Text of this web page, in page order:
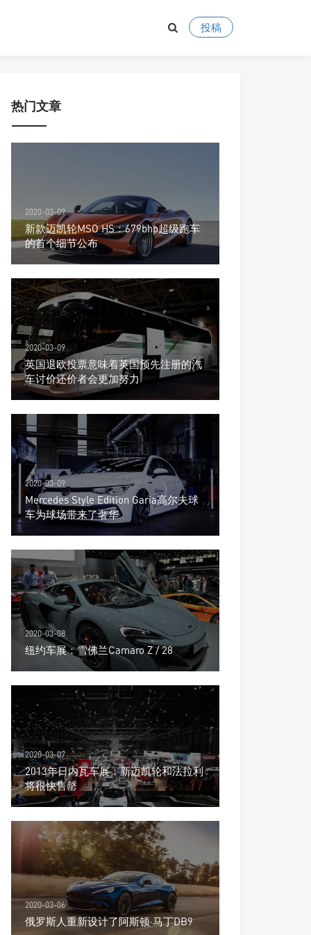
投稿
热门文章
2020-03-09
新款迈凯轮MSO HS：679bhp超级跑车
的首个细节公布
2020-03-09
英国退欧投票意味着英国预先注册的汽
车讨价还价者会更加努力
2020-03-09
Mercedes Style Edition Garia高尔夫球
车为球场带来了奢华
2020-03-08
纽约车展：雪佛兰Camaro Z / 28
2020-03-07
2013年日内瓦车展：新迈凯轮和法拉利
将很快售罄
2020-03-06
俄罗斯人重新设计了阿斯顿·马丁DB9